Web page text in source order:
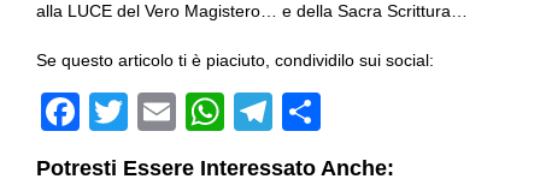
alla LUCE del Vero Magistero… e della Sacra Scrittura…
Se questo articolo ti è piaciuto, condividilo sui social:
F
T
wi
E
m
W
T
el o
Potresti Essere Interessato Anche: